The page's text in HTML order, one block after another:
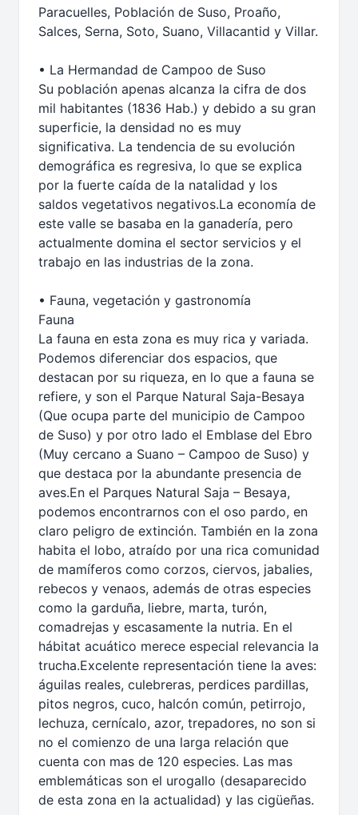
Paracuelles, Población de Suso, Proaño,
Salces, Serna, Soto, Suano, Villacantid y Villar.
• La Hermandad de Campoo de Suso
Su población apenas alcanza la cifra de dos
mil habitantes (1836 Hab.) y debido a su gran
superficie, la densidad no es muy
significativa. La tendencia de su evolución
demográfica es regresiva, lo que se explica
por la fuerte caída de la natalidad y los
saldos vegetativos negativos.La economía de
este valle se basaba en la ganadería, pero
actualmente domina el sector servicios y el
trabajo en las industrias de la zona.
• Fauna, vegetación y gastronomía
Fauna
La fauna en esta zona es muy rica y variada.
Podemos diferenciar dos espacios, que
destacan por su riqueza, en lo que a fauna se
refiere, y son el Parque Natural Saja-Besaya
(Que ocupa parte del municipio de Campoo
de Suso) y por otro lado el Emblase del Ebro
(Muy cercano a Suano – Campoo de Suso) y
que destaca por la abundante presencia de
aves.En el Parques Natural Saja – Besaya,
podemos encontrarnos con el oso pardo, en
claro peligro de extinción. También en la zona
habita el lobo, atraído por una rica comunidad
de mamíferos como corzos, ciervos, jabalies,
rebecos y venaos, además de otras especies
como la garduña, liebre, marta, turón,
comadrejas y escasamente la nutria. En el
hábitat acuático merece especial relevancia la
trucha.Excelente representación tiene la aves:
águilas reales, culebreras, perdices pardillas,
pitos negros, cuco, halcón común, petirrojo,
lechuza, cernícalo, azor, trepadores, no son si
no el comienzo de una larga relación que
cuenta con mas de 120 especies. Las mas
emblemáticas son el urogallo (desaparecido
de esta zona en la actualidad) y las cigüeñas.